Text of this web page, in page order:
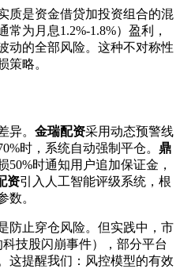
质是资金借贷加投资组合的混
为月息1.2%-1.8%）盈利，
动的全部风险。这种不对称性
策略。
异。 金瑞配资采用动态预警线
时，系统自动强制平仓。 鼎
50%时通知用户追加保证金，
资引入人工智能评级系统，根
数。
防止穿仓风险。但实践中，市
技股闪崩事件），部分平台
这提醒我们：风控模型的有效